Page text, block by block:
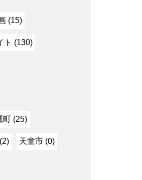
(15)
ト (130)
町 (25)
天童市 (0)